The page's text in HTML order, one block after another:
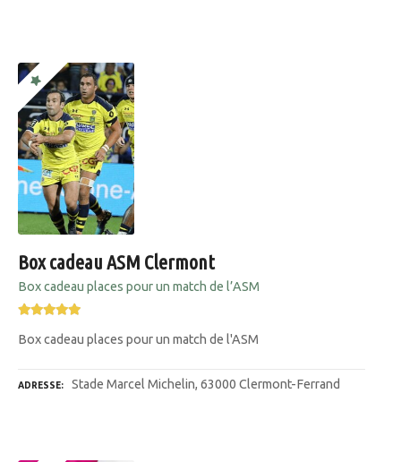
Box cadeau ASM Clermont
Box cadeau places pour un match de l’ASM
Box cadeau places pour un match de l'ASM
ADRESSE Stade Marcel Michelin, 63000 Clermont-Ferrand